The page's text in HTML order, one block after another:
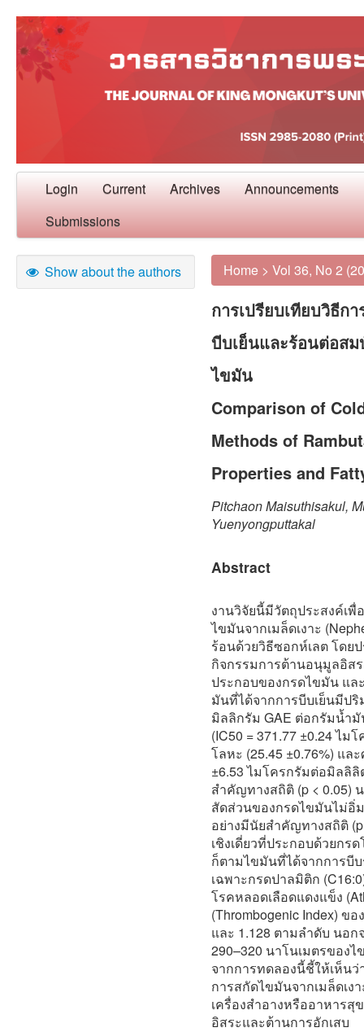
Login Current Archives Announcements
Submissions
Show about the authors Home > Vol 36, No 2
การเปรียบเทียบวิธีก
บีบเย็นและร้อนต่อส
ไขมัน
Comparison of
Methods of
Properties and
Pitchaon Maisuthisakul,
Yuenyongputtakal
Abstract
งานวิจัยนี้มีวัตถุประสงค์เ
ไขมันจากเมล็ดเงาะ
ร้อนด้วยวิธีซอกห์เลต โด
กิจกรรมการต้านอนุมูลอิส
ประกอบของกรดไขมัน แล
มันที่ได้จากการบีบเย็นมีป
มิลลิกรัม GAE ต่อกรัมน้ำ
(IC50 = 371.77 ±0.24 ไ
โลหะ (25.45 ±0.76%) แล
±6.53 ไมโครกรัมต่อมิลลิ
สำคัญทางสถิติ (p < 0.05)
สัดส่วนของกรดไขมันไม่อิ่
อย่างมีนัยสำคัญทางสถิติ
เชิงเดี่ยวที่ประกอบด้วยกร
ก็ตามไขมันที่ได้จากการบี
เฉพาะกรดปาลมิติก
โรคหลอดเลือดแดงแข็ง
(Thrombogenic Index) ข
และ 1.128 ตามลำดับ นอ
290–320 นาโนเมตรของ
จากการทดลองนี้ชี้ให้เห็น
การสกัดไขมันจากเมล็ดเ
เครื่องสำอางหรืออาหาร
อิสระและต้านการอักเสบ